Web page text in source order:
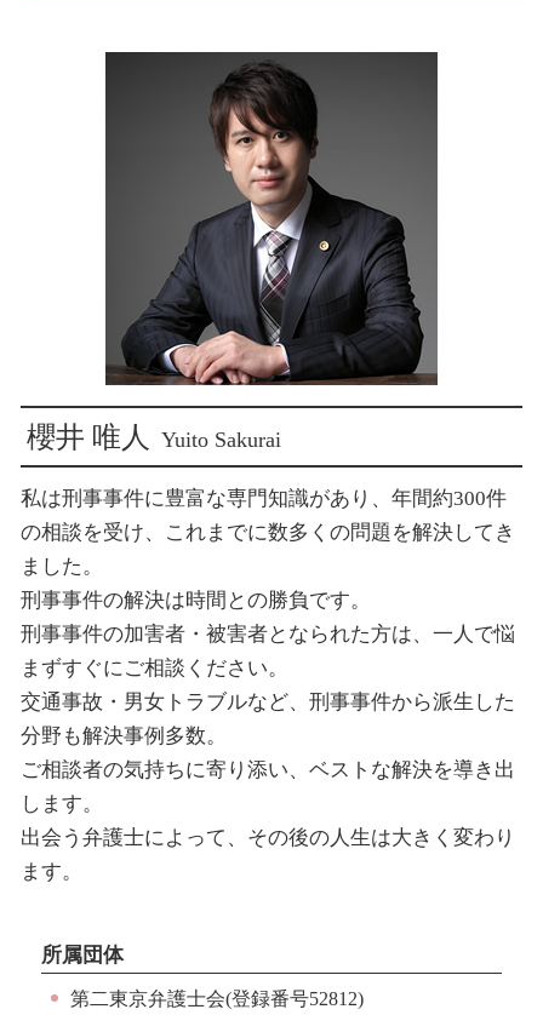
ストーカー被害 賠償
犯罪被害給付制度 遺族
犯罪被害者支援 法律
犯罪被害者支援 弁護士
傷害罪 示談 損害賠償
損害賠償 専決処分 示談
損害賠償 裁判 示談
示談交渉 弁護士 期間
損害賠償 示談 期間
示談 損害賠償 時効
示談交渉 弁護士法
新宿 ストーカー被害
新宿 のぞき 被害
新宿 交通事故 示談金
新宿 子供の認知 相談
新宿 交通事故解決
新宿 刑事事件 加害者
新宿 交通事故 示談交渉
東京 刑事弁護
櫻井 唯人 Yuito Sakurai
私は刑事事件に豊富な専門知識があり、年間約300件
の相談を受け、これまでに数多くの問題を解決してき
ました。
刑事事件の解決は時間との勝負です。
刑事事件の加害者・被害者となられた方は、一人で悩
まずすぐにご相談ください。
交通事故・男女トラブルなど、刑事事件から派生した
分野も解決事例多数。
ご相談者の気持ちに寄り添い、ベストな解決を導き出
します。
出会う弁護士によって、その後の人生は大きく変わり
ます。
所属団体
第二東京弁護士会(登録番号52812)